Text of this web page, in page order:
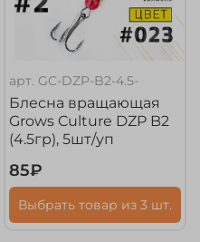
арт. GC-DZP-B2-4.5-
Блесна вращающая
Grows Culture DZP B2
(4.5гр), 5шт/уп
85₽
Выбрать товар из 3 шт.